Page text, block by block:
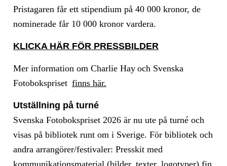
Pristagaren får ett stipendium på 40 000 kronor, de
nominerade får 10 000 kronor vardera.
KLICKA HÄR FÖR PRESSBILDER
Mer information om Charlie Hay och Svenska
Fotobokspriset finns här.
Utställning på turné
Svenska Fotobokspriset 2026 är nu ute på turné och
visas på bibliotek runt om i Sverige. För bibliotek och
andra arrangörer/festivaler: Presskit med
kommunikationsmaterial (bilder, texter, logotyper) fin